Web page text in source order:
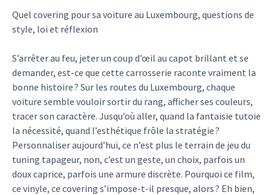
Quel covering pour sa voiture au Luxembourg, questions de
style, loi et réflexion
S’arrêter au feu, jeter un coup d’œil au capot brillant et se
demander, est-ce que cette carrosserie raconte vraiment la
bonne histoire ? Sur les routes du Luxembourg, chaque
voiture semble vouloir sortir du rang, afficher ses couleurs,
tracer son caractère. Jusqu’où aller, quand la fantaisie tutoie
la nécessité, quand l’esthétique frôle la stratégie ?
Personnaliser aujourd’hui, ce n’est plus le terrain de jeu du
tuning tapageur, non, c’est un geste, un choix, parfois un
doux caprice, parfois une armure discrète. Pourquoi ce film,
ce vinyle, ce covering s’impose-t-il presque, alors ? Eh bien,